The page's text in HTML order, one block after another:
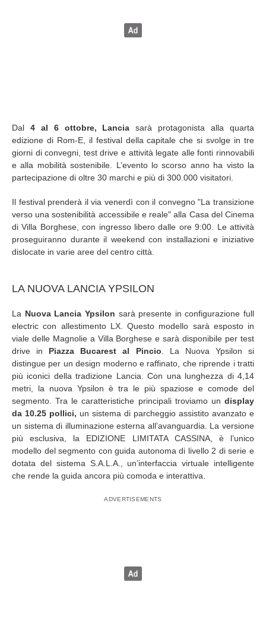
Dal 4 al 6 ottobre, Lancia sarà protagonista alla quarta
edizione di Rom-E, il festival della capitale che si svolge in tre
giorni di convegni, test drive e attività legate alle fonti rinnovabili
e alla mobilità sostenibile. L’evento lo scorso anno ha visto la
partecipazione di oltre 30 marchi e più di 300.000 visitatori.
Il festival prenderà il via venerdì con il convegno "La transizione
verso una sostenibilità accessibile e reale" alla Casa del Cinema
di Villa Borghese, con ingresso libero dalle ore 9:00. Le attività
proseguiranno durante il weekend con installazioni e iniziative
dislocate in varie aree del centro città.
LA NUOVA LANCIA YPSILON
La Nuova Lancia Ypsilon sarà presente in configurazione full
electric con allestimento LX. Questo modello sarà esposto in
viale delle Magnolie a Villa Borghese e sarà disponibile per test
drive in Piazza Bucarest al Pincio . La Nuova Ypsilon si
distingue per un design moderno e raffinato, che riprende i tratti
più iconici della tradizione Lancia. Con una lunghezza di 4,14
metri, la nuova Ypsilon è tra le più spaziose e comode del
segmento. Tra le caratteristiche principali troviamo un display
da 10.25 pollici, un sistema di parcheggio assistito avanzato e
un sistema di illuminazione esterna all’avanguardia. La versione
più esclusiva, la EDIZIONE LIMITATA CASSINA, è l’unico
modello del segmento con guida autonoma di livello 2 di serie e
dotata del sistema S.A.L.A., un’interfaccia virtuale intelligente
che rende la guida ancora più comoda e interattiva.